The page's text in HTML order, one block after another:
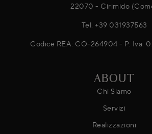
22070 - Cirimido
Tel. +39 031937563
Codice REA: CO-264904 - P. Iva:
ABOUT
Chi Siamo
Servizi
Realizzazioni